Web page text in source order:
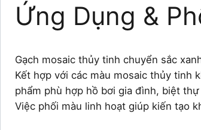
Ứng Dụng &
Gạch mosaic thủy tinh chuyển sắc
Kết hợp với các màu mosaic thủy tinh
phẩm phù hợp hồ bơi gia đình, biệt
Việc phối màu linh hoạt giúp kiến tạo